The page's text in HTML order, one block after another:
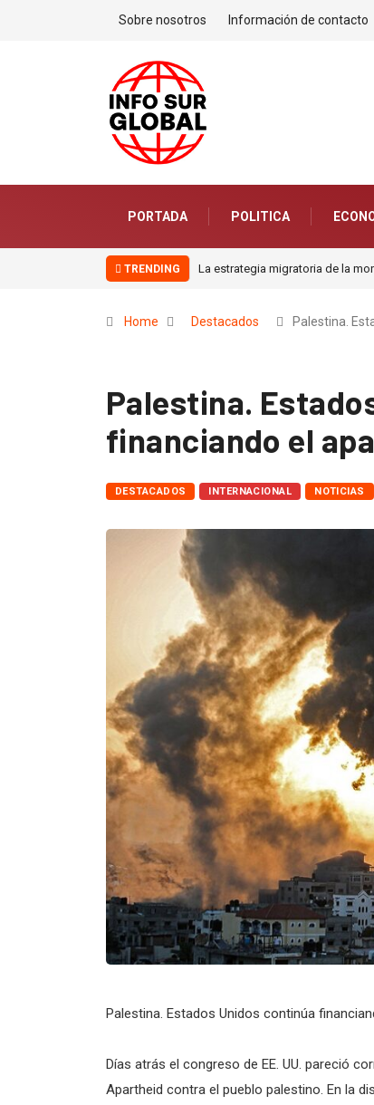
Sobre nosotros Información de contacto
PORTADA POLITICA
TRENDING
La estrategia migratoria de la monarquía marroquí y el
Home Destacados Palestina.
Palestina.
financiando el
DESTACADOS INTERNACIONAL NOTICIAS
Palestina. Estados Unidos continúa
Días atrás el congreso de EE. UU. pareció
Apartheid contra el pueblo palestino. En la